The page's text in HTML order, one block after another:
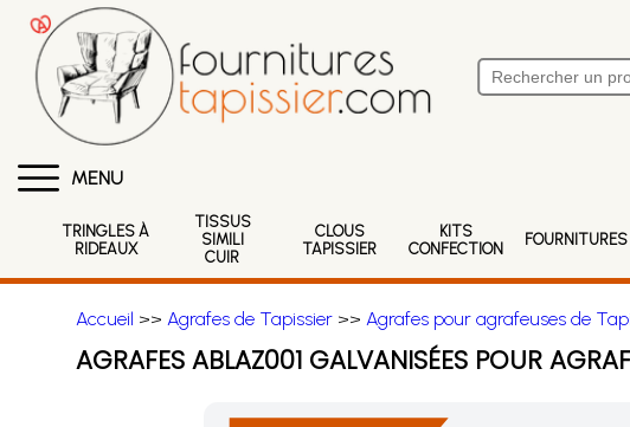
MENU
TRINGLES À
RIDEAUX
TISSUS
SIMILI
CUIR
CLOUS
TAPISSIER
KITS
CONFECTION
FOURNITURES
Accueil >> Agrafes de Tapissier>> Agrafes pour agrafeuses de
AGRAFES ABLAZ001 GALVANISÉES POUR